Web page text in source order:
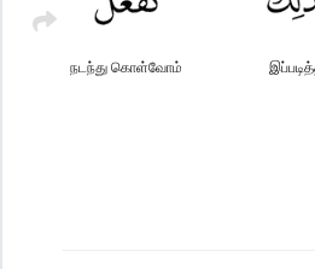
நடந்து கொள்வோம்